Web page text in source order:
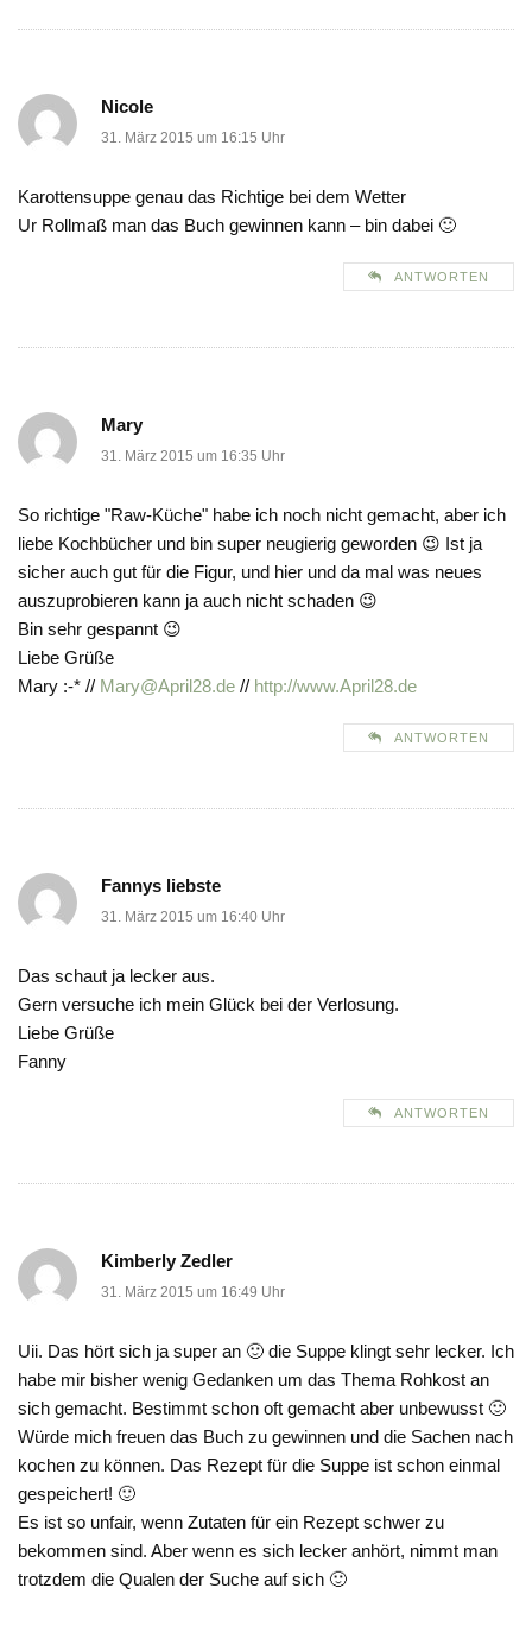
Nicole
31. März 2015 um 16:15 Uhr
Karottensuppe genau das Richtige bei dem Wetter
Ur Rollmaß man das Buch gewinnen kann – bin dabei 🙂
ANTWORTEN
Mary
31. März 2015 um 16:35 Uhr
So richtige "Raw-Küche" habe ich noch nicht gemacht, aber ich
liebe Kochbücher und bin super neugierig geworden 😉 Ist ja
sicher auch gut für die Figur, und hier und da mal was neues
auszuprobieren kann ja auch nicht schaden 😉
Bin sehr gespannt 😉
Liebe Grüße
Mary :-* // Mary@April28.de // http://www.April28.de
ANTWORTEN
Fannys liebste
31. März 2015 um 16:40 Uhr
Das schaut ja lecker aus.
Gern versuche ich mein Glück bei der Verlosung.
Liebe Grüße
Fanny
ANTWORTEN
Kimberly Zedler
31. März 2015 um 16:49 Uhr
Uii. Das hört sich ja super an 🙂 die Suppe klingt sehr lecker. Ich
habe mir bisher wenig Gedanken um das Thema Rohkost an
sich gemacht. Bestimmt schon oft gemacht aber unbewusst 🙂
Würde mich freuen das Buch zu gewinnen und die Sachen nach
kochen zu können. Das Rezept für die Suppe ist schon einmal
gespeichert! 🙂
Es ist so unfair, wenn Zutaten für ein Rezept schwer zu
bekommen sind. Aber wenn es sich lecker anhört, nimmt man
trotzdem die Qualen der Suche auf sich 🙂